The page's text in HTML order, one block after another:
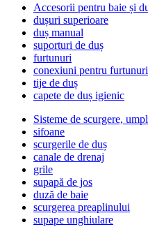
Accesorii pentru baie și
dușuri superioare
duș manual
suporturi de duș
furtunuri
conexiuni pentru furtunuri
tije de duș
capete de duș igienic
Sisteme de scurgere,
sifoane
scurgerile de duș
canale de drenaj
grile
supapă de jos
duză de baie
scurgerea preaplinului
supape unghiulare